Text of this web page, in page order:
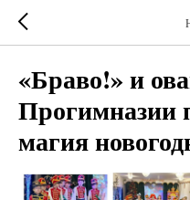
«Браво!» и
Прогимназии
магия